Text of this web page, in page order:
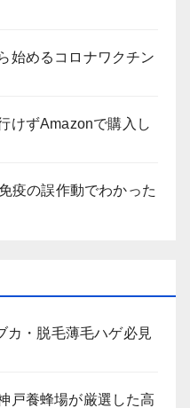
始めるコロナワクチン
けずAmazonで購入し
疫の誤作動でわかった
カ・脱毛薄毛ハゲ必見
戸養蜂場が厳選した高